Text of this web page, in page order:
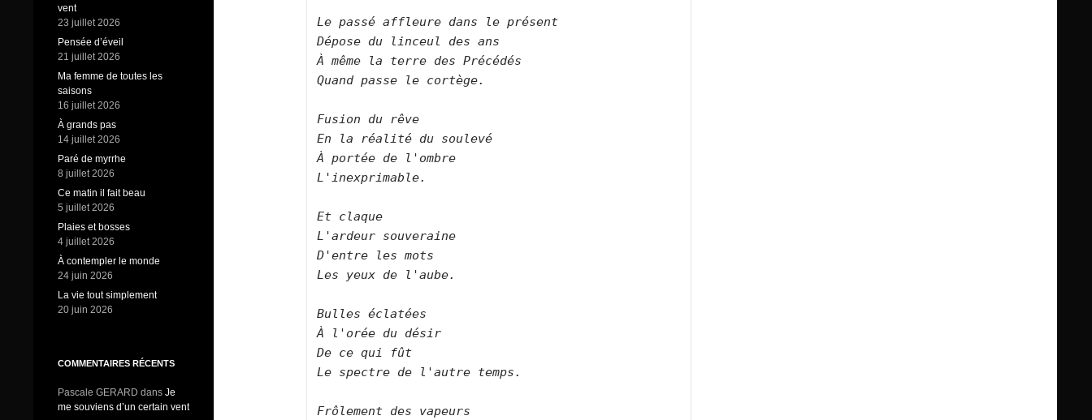
Le passé affleure dans le présent
Dépose du linceul des ans
À même la terre des Précédés
Quand passe le cortège.
Fusion du rêve
En la réalité du soulevé
À portée de l'ombre
L'inexprimable.
Et claque
L'ardeur souveraine
D'entre les mots
Les yeux de l'aube.
Bulles éclatées
À l'orée du désir
De ce qui fût
Le spectre de l'autre temps.
Frôlement des vapeurs
vent
23 juillet 2026
Pensée d’éveil
21 juillet 2026
Ma femme de toutes les
saisons
16 juillet 2026
À grands pas
14 juillet 2026
Paré de myrrhe
8 juillet 2026
Ce matin il fait beau
5 juillet 2026
Plaies et bosses
4 juillet 2026
À contempler le monde
24 juin 2026
La vie tout simplement
20 juin 2026
COMMENTAIRES RÉCENTS
Pascale GERARD dans Je
me souviens d’un certain vent